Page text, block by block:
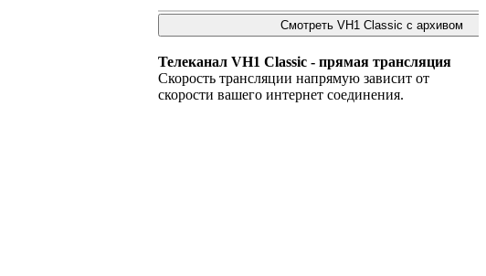
Телеканал VH1 Classic - прямая трансляция
Скорость трансляции напрямую зависит от
скорости вашего интернет соединения.